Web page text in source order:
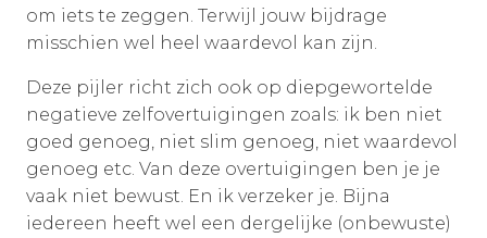
om iets te zeggen. Terwijl jouw bijdrage
misschien wel heel waardevol kan zijn.
Deze pijler richt zich ook op diepgewortelde
negatieve zelfovertuigingen zoals: ik ben niet
goed genoeg, niet slim genoeg, niet waardevol
genoeg etc. Van deze overtuigingen ben je je
vaak niet bewust. En ik verzeker je. Bijna
iedereen heeft wel een dergelijke (onbewuste)